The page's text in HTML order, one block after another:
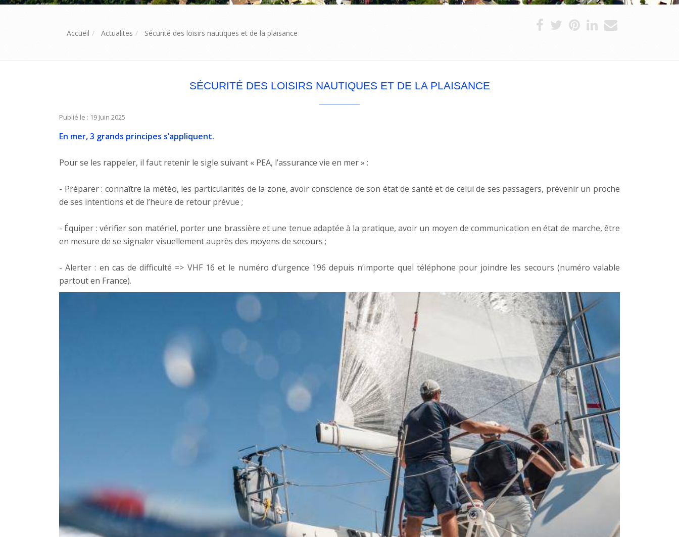
Accueil Actualites Sécurité des loisirs nautiques et de la plaisance
SÉCURITÉ DES LOISIRS NAUTIQUES ET DE LA PLAISANCE
Publié le : 19 Juin 2025
En mer, 3 grands principes s’appliquent.
Pour se les rappeler, il faut retenir le sigle suivant « PEA, l’assurance vie en mer » :
- Préparer : connaître la météo, les particularités de la zone, avoir conscience de son état de santé et de celui de ses passagers, prévenir un proche
de ses intentions et de l’heure de retour prévue ;
- Équiper : vérifier son matériel, porter une brassière et une tenue adaptée à la pratique, avoir un moyen de communication en état de marche, être
en mesure de se signaler visuellement auprès des moyens de secours ;
- Alerter : en cas de difficulté => VHF 16 et le numéro d’urgence 196 depuis n’importe quel téléphone pour joindre les secours (numéro valable
partout en France).